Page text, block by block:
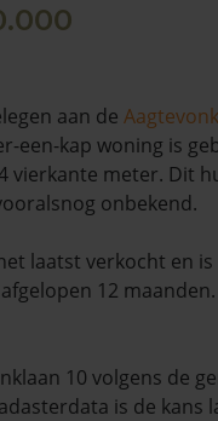
aan de
een-kap woning is
vierkante meter. Dit
onbekend.
laatst verkocht en
12
10 volgens de
is de kans